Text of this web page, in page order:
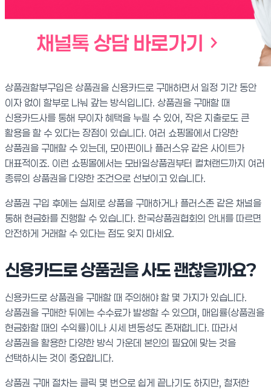
상품권할부구입은 상품권을 신용카드로 구매하면서 일정 기간 동안
이자 없이 할부로 나눠 갚는 방식입니다. 상품권을 구매할 때
신용카드사를 통해 무이자 혜택을 누릴 수 있어, 작은 지출로도 큰
활용을 할 수 있다는 장점이 있습니다. 여러 쇼핑몰에서 다양한
상품권을 구매할 수 있는데, 모아핀이나 플러스유 같은 사이트가
대표적이죠. 이런 쇼핑몰에서는 모바일상품권부터 컬쳐랜드까지 여러
종류의 상품권을 다양한 조건으로 선보이고 있습니다.
상품권 구입 후에는 실제로 상품을 구매하거나 플러스존 같은 채널을
통해 현금화를 진행할 수 있습니다. 한국상품권협회의 안내를 따르면
안전하게 거래할 수 있다는 점도 잊지 마세요.
신용카드로 상품권을 사도 괜찮을까요?
신용카드로 상품권을 구매할 때 주의해야 할 몇 가지가 있습니다.
상품권을 구매한 뒤에는 수수료가 발생할 수 있으며, 매입률(상품권을
현금화할 때의 수익률)이나 시세 변동성도 존재합니다. 따라서
상품권을 활용한 다양한 방식 가운데 본인의 필요에 맞는 것을
선택하시는 것이 중요합니다.
상품권 구매 절차는 클릭 몇 번으로 쉽게 끝나기도 하지만, 철저한